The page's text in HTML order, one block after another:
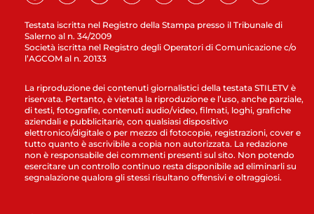
Testata iscritta nel Registro della Stampa presso il Tribunale di
Salerno al n. 34/2009
Società iscritta nel Registro degli Operatori di Comunicazione c/o
l’AGCOM al n. 20133
La riproduzione dei contenuti giornalistici della testata STILETV è
riservata. Pertanto, è vietata la riproduzione e l’uso, anche parziale,
di testi, fotografie, contenuti audio/video, filmati, loghi, grafiche
aziendali e pubblicitarie, con qualsiasi dispositivo
elettronico/digitale o per mezzo di fotocopie, registrazioni, cover e
tutto quanto è ascrivibile a copia non autorizzata. La redazione
non è responsabile dei commenti presenti sul sito. Non potendo
esercitare un controllo continuo resta disponibile ad eliminarli su
segnalazione qualora gli stessi risultano offensivi e oltraggiosi.